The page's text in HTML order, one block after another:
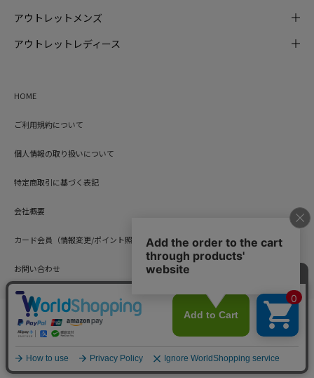
アウトレットメンズ
アウトレットレディース
HOME
ご利用規約について
個人情報の取り扱いについて
特定商取引に基づく表記
会社概要
カード会員（情報変更/ポイント照会）
お問い合わせ
Copyright © HARUYAMA TRADING CO.,LTD. All Rights Reserved.